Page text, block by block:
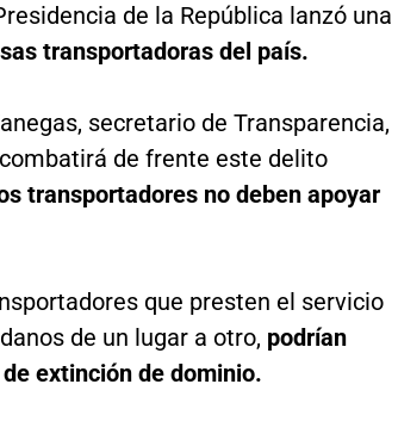
de la República lanzó una
transportadoras del país.
secretario de Transparencia,
de frente este delito
transportadores no deben apoyar
que presten el servicio
de un lugar a otro, podrían
extinción de dominio.